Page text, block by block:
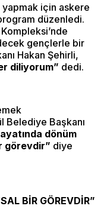
için askere
düzenledi.
gençlerle bir
Hakan Şehirli,
diliyorum” dedi.
Belediye Başkanı
dönüm
görevdir” diye
BİR GÖREVDİR”